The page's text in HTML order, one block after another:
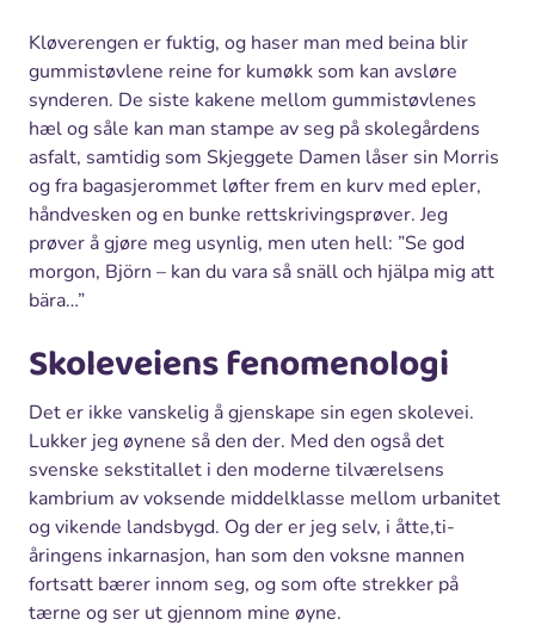
Kløverengen er fuktig, og haser man med beina blir
gummistøvlene reine for kumøkk som kan avsløre
synderen. De siste kakene mellom gummistøvlenes
hæl og såle kan man stampe av seg på skolegårdens
asfalt, samtidig som Skjeggete Damen låser sin Morris
og fra bagasjerommet løfter frem en kurv med epler,
håndvesken og en bunke rettskrivingsprøver. Jeg
prøver å gjøre meg usynlig, men uten hell: ”Se god
morgon, Björn – kan du vara så snäll och hjälpa mig att
bära…”
Skoleveiens fenomenologi
Det er ikke vanskelig å gjenskape sin egen skolevei.
Lukker jeg øynene så den der. Med den også det
svenske sekstitallet i den moderne tilværelsens
kambrium av voksende middelklasse mellom urbanitet
og vikende landsbygd. Og der er jeg selv, i åtte,ti-
åringens inkarnasjon, han som den voksne mannen
fortsatt bærer innom seg, og som ofte strekker på
tærne og ser ut gjennom mine øyne.